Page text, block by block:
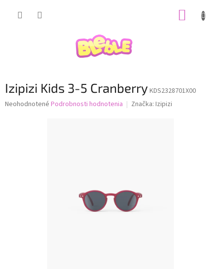
Izipizi Kids 3-5 Cranberry KDS2328701X00
Priemerné
Neohodnotené Podrobnosti hodnotenia Značka: Izipizi